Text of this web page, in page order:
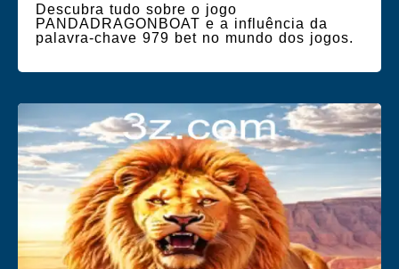
Descubra tudo sobre o jogo
PANDADRAGONBOAT e a influência da
palavra-chave 979 bet no mundo dos jogos.